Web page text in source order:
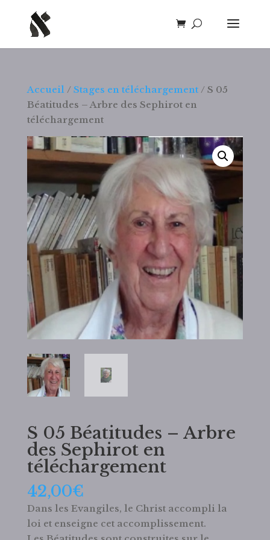
Accueil/ Stages en téléchargement/ S 05
Béatitudes – Arbre des Sephirot en
téléchargement
S 05 Béatitudes – Arbre
des Sephirot en
téléchargement
42,00€
Dans les Evangiles, le Christ accompli la
loi et enseigne cet accomplissement.